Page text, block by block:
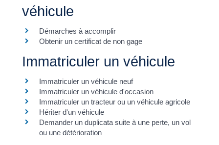
véhicule
Démarches à accomplir
Obtenir un certificat de non gage
Immatriculer un véhicule
Immatriculer un véhicule neuf
Immatriculer un véhicule d'occasion
Immatriculer un tracteur ou un véhicule agricole
Hériter d'un véhicule
Demander un duplicata suite à une perte, un vol
ou une détérioration